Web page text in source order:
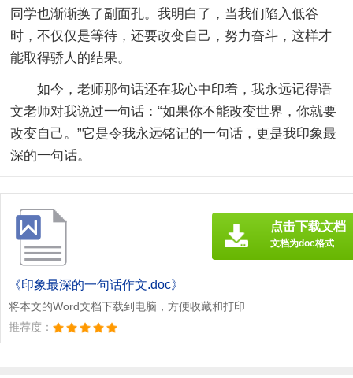
同学也渐渐换了副面孔。我明白了，当我们陷入低谷
时，不仅仅是等待，还要改变自己，努力奋斗，这样才
能取得骄人的结果。
如今，老师那句话还在我心中印着，我永远记得语
文老师对我说过一句话：“如果你不能改变世界，你就要
改变自己。”它是令我永远铭记的一句话，更是我印象最
深的一句话。
《印象最深的一句话作文.doc》
将本文的Word文档下载到电脑，方便收藏和打印
推荐度：
点击下载文档
文档为doc格式